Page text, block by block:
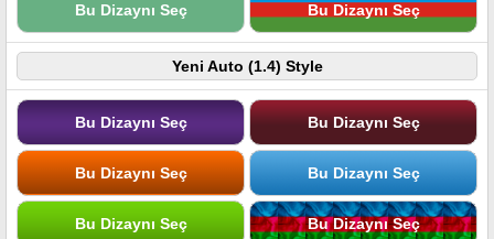
Bu Dizaynı Seç Bu Dizaynı Seç
Yeni Auto (1.4) Style
Bu Dizaynı Seç Bu Dizaynı Seç
Bu Dizaynı Seç Bu Dizaynı Seç
Bu Dizaynı Seç Bu Dizaynı Seç